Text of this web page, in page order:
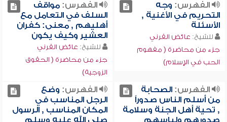
الفهرس: وجه
التحريم في الأغنية ,
الأسئلة
للشيخ: عائض القرني
جزء من محاضرة ( مفهوم
الحب في الإسلام)
الفهرس:مواقف
السلف في التعامل مع
أهليهم , معنى: كفران
العشير وكيف يكون
للشيخ: عائض القرني
جزء من محاضرة ( الحقوق
الزوجية)
الفهرس:الصحابة
من أسلم الناس صدوراً
, تحية أهل الجنة وسلامة
صدورهم ولباسهم
الفهرس: وضع
الرجل المناسب في
المكان المناسب , الرسول
صلى الله عليه وسلم